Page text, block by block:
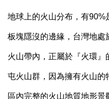
地球上的火山分布，有
板塊隱沒的邊緣，台灣地
火山帶內，正屬於『火環
屯火山群，因為擁有火山的
區內完整的火山地質地形景